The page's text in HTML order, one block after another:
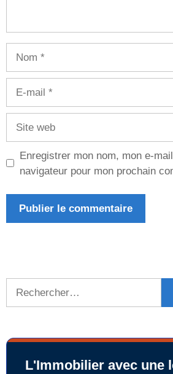
Enregistrer mon nom, mon e-
navigateur pour mon prochain
L'Immobilier avec une